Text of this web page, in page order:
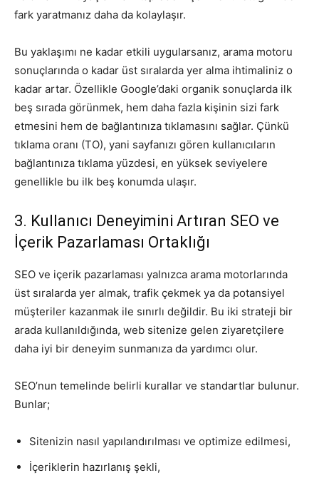
fark yaratmanız daha da kolaylaşır.
Bu yaklaşımı ne kadar etkili uygularsanız, arama motoru
sonuçlarında o kadar üst sıralarda yer alma ihtimaliniz o
kadar artar. Özellikle Google’daki organik sonuçlarda ilk
beş sırada görünmek, hem daha fazla kişinin sizi fark
etmesini hem de bağlantınıza tıklamasını sağlar. Çünkü
tıklama oranı (TO), yani sayfanızı gören kullanıcıların
bağlantınıza tıklama yüzdesi, en yüksek seviyelere
genellikle bu ilk beş konumda ulaşır.
3. Kullanıcı Deneyimini Artıran SEO ve
İçerik Pazarlaması Ortaklığı
SEO ve içerik pazarlaması yalnızca arama motorlarında
üst sıralarda yer almak, trafik çekmek ya da potansiyel
müşteriler kazanmak ile sınırlı değildir. Bu iki strateji bir
arada kullanıldığında, web sitenize gelen ziyaretçilere
daha iyi bir deneyim sunmanıza da yardımcı olur.
SEO’nun temelinde belirli kurallar ve standartlar bulunur.
Bunlar;
Sitenizin nasıl yapılandırılması ve optimize edilmesi,
İçeriklerin hazırlanış şekli,